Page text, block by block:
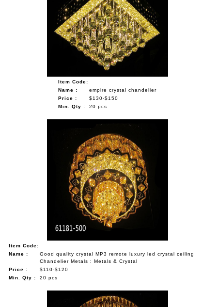
Item Code:
Name :
empire crystal chandelier
Price :
$130-$150
Min. Qty :
20 pcs
Item Code:
Name :
Good quality crystal MP3 remote luxury led crystal ceiling
Chandelier Metals : Metals & Crystal
Price :
$110-$120
Min. Qty :
20 pcs